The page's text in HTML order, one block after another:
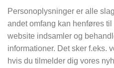
Personoplysninger er alle
andet omfang kan henføres
website indsamler og
informationer. Det sker f.eks.
hvis du tilmelder dig vores